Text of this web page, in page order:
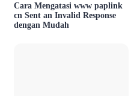
Cara Mengatasi www paplink
cn Sent an Invalid Response
dengan Mudah